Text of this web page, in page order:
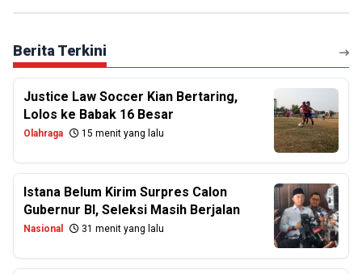
Berita Terkini
Justice Law Soccer Kian Bertaring,
Lolos ke Babak 16 Besar
Olahraga 15 menit yang lalu
Istana Belum Kirim Surpres Calon
Gubernur BI, Seleksi Masih Berjalan
Nasional 31 menit yang lalu